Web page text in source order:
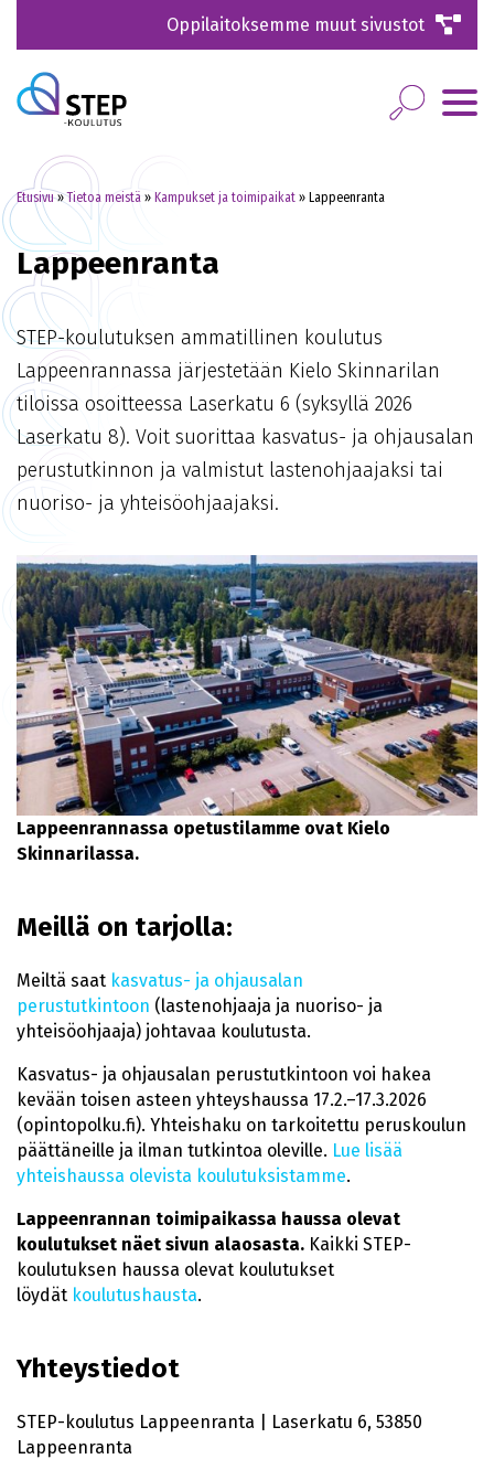
Oppilaitoksemme muut sivustot
Etusivu»Tietoa meistä » Kampukset ja toimipaikat » Lappeenranta
Lappeenranta
STEP-koulutuksen ammatillinen koulutus
Lappeenrannassa järjestetään Kielo Skinnarilan
tiloissa osoitteessa Laserkatu 6 (syksyllä 2026
Laserkatu 8). Voit suorittaa kasvatus- ja ohjausalan
perustutkinnon ja valmistut lastenohjaajaksi tai
nuoriso- ja yhteisöohjaajaksi.
Lappeenrannassa opetustilamme ovat Kielo
Skinnarilassa.
Meillä on tarjolla:
Meiltä saat kasvatus- ja ohjausalan
perustutkintoon (lastenohjaaja ja nuoriso- ja
yhteisöohjaaja) johtavaa koulutusta.
Kasvatus- ja ohjausalan perustutkintoon voi hakea
kevään toisen asteen yhteyshaussa 17.2.–17.3.2026
(opintopolku.fi). Yhteishaku on tarkoitettu peruskoulun
päättäneille ja ilman tutkintoa oleville. Lue lisää
yhteishaussa olevista koulutuksistamme.
Lappeenrannan toimipaikassa haussa olevat
koulutukset näet sivun alaosasta. Kaikki STEP-
koulutuksen haussa olevat koulutukset
löydät koulutushausta.
Yhteystiedot
STEP-koulutus Lappeenranta | Laserkatu 6, 53850
Lappeenranta